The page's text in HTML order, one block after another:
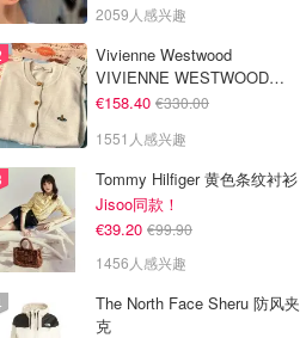
2059人感兴趣
Vivienne Westwood
VIVIENNE WESTWOOD
'Bea' 短款开衫
€158.40 €330.00
1551人感兴趣
Tommy Hilfiger 黄色条纹衬衫
Jisoo同款！
€39.20 €99.90
1456人感兴趣
The North Face Sheru 防风夹
克